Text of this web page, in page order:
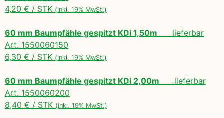
4,20 € / STK (inkl. 19% MwSt.)
60 mm Baumpfähle gespitzt KDi 1,50m lieferbar
Art. 1550060150
6,30 € / STK (inkl. 19% MwSt.)
60 mm Baumpfähle gespitzt KDi 2,00m lieferbar
Art. 1550060200
8,40 € / STK (inkl. 19% MwSt.)